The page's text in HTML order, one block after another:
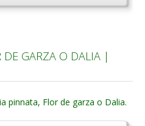
DE GARZA O DALIA |